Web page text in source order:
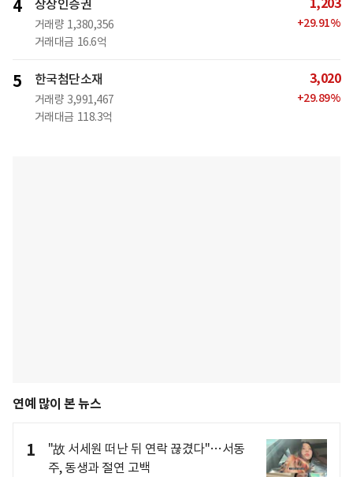
4 상상인증권
거래량 1,380,356
거래대금 16.6억
1,203
+29.91%
5 한국첨단소재
거래량 3,991,467
거래대금 118.3억
3,020
+29.89%
연예 많이 본 뉴스
1
"故 서세원 떠난 뒤 연락 끊겼다"…서동
주, 동생과 절연 고백